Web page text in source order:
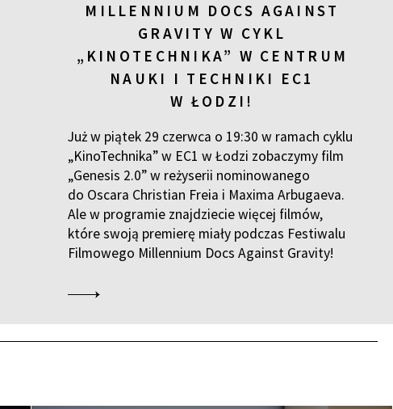
KUP BILET
KUP BILET
KUP BILET
KUP BILET
MILLENNIUM DOCS AGAINST
GRAVITY W CYKL
„KINOTECHNIKA” W CENTRUM
NAUKI I TECHNIKI EC1
W ŁODZI!
Już w piątek 29 czerwca o 19:30 w ramach cyklu
„KinoTechnika” w EC1 w Łodzi zobaczymy film
„Genesis 2.0” w reżyserii nominowanego
do Oscara Christian Freia i Maxima Arbugaeva.
Ale w programie znajdziecie więcej filmów,
które swoją premierę miały podczas Festiwalu
Filmowego Millennium Docs Against Gravity!